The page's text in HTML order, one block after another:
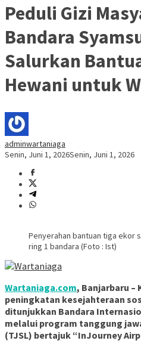
Peduli Gizi
Bandara
Salurkan
Hewani untuk
adminwartaniaga
Senin, Juni 1, 2026Senin, Juni 1, 2026
Penyerahan bantuan tiga ekor
ring 1 bandara (Foto : Ist)
Wartaniaga.com, Banjarbaru –
peningkatan kesejahteraan
ditunjukkan Bandara
melalui program tanggung
(TJSL) bertajuk “InJourney